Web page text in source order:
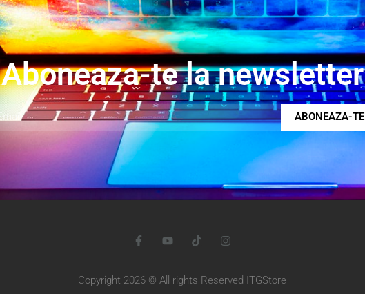
Aboneaza-te la newsletter
ABONEAZA-TE
Copyright 2026 © All rights Reserved ITGStore